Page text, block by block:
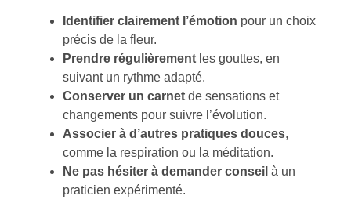
Identifier clairement l’émotion pour un choix
précis de la fleur.
Prendre régulièrement les gouttes, en
suivant un rythme adapté.
Conserver un carnet de sensations et
changements pour suivre l’évolution.
Associer à d’autres pratiques douces,
comme la respiration ou la méditation.
Ne pas hésiter à demander conseil à un
praticien expérimenté.